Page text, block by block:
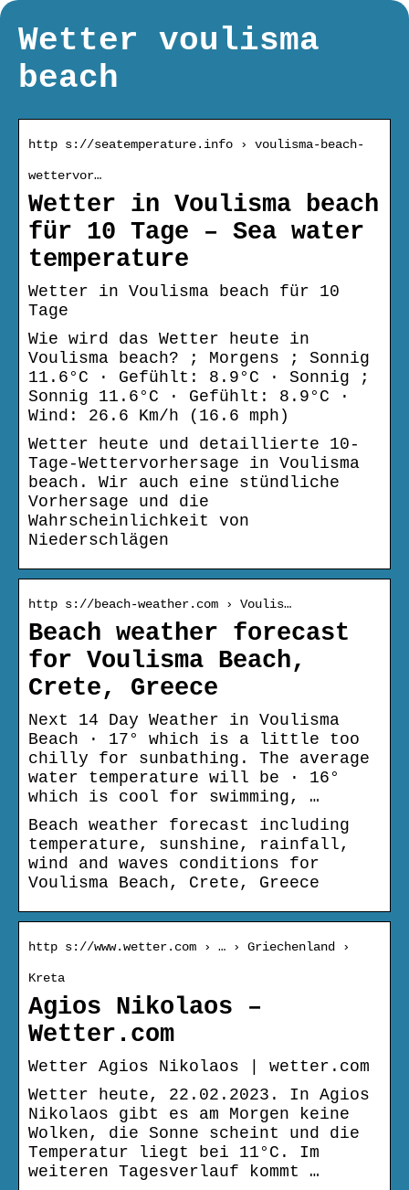
Wetter voulisma
beach
http s://seatemperature.info › voulisma-beach-
wettervor…
Wetter in Voulisma beach
für 10 Tage – Sea water
temperature
Wetter in Voulisma beach für 10
Tage
Wie wird das Wetter heute in
Voulisma beach? ; Morgens ; Sonnig
11.6°C · Gefühlt: 8.9°C · Sonnig ;
Sonnig 11.6°C · Gefühlt: 8.9°C ·
Wind: 26.6 Km/h (16.6 mph)
Wetter heute und detaillierte 10-
Tage-Wettervorhersage in Voulisma
beach. Wir auch eine stündliche
Vorhersage und die
Wahrscheinlichkeit von
Niederschlägen
http s://beach-weather.com › Voulis…
Beach weather forecast
for Voulisma Beach,
Crete, Greece
Next 14 Day Weather in Voulisma
Beach · 17° which is a little too
chilly for sunbathing. The average
water temperature will be · 16°
which is cool for swimming, …
Beach weather forecast including
temperature, sunshine, rainfall,
wind and waves conditions for
Voulisma Beach, Crete, Greece
http s://www.wetter.com › … › Griechenland ›
Kreta
Agios Nikolaos –
Wetter.com
Wetter Agios Nikolaos | wetter.com
Wetter heute, 22.02.2023. In Agios
Nikolaos gibt es am Morgen keine
Wolken, die Sonne scheint und die
Temperatur liegt bei 11°C. Im
weiteren Tagesverlauf kommt …